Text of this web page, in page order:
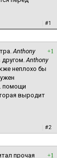
#1
+1
Anthony
другом.Anthony
неплохо бы
помощи
выродит
#2
+1
прочая